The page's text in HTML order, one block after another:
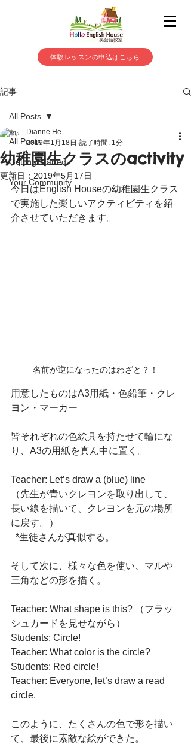
体験レッスンの申込はこちら
記事
All Posts
Getting Started
Your Community
All Posts
幼稚園生クラスのactivity
Dianne He
2019年1月18日 読了時間: 1分
更新日： 2019年5月17日
今日はEnglish Houseの幼稚園生クラス
で実施した楽しいアクティビティを紹
介させていただきます。
名前が逆になったのはわざと？！
用意したものはA3用紙・色鉛筆・クレ
ヨン・マーカー
皆それぞれの色絵具を持たせて輪にな
り、A3の用紙を真ん中に置く。
Teacher: Let’s draw a (blue) line
（先生が青いクレヨンを取り出して、
長い線を描いて、クレヨンを元の場所
に戻す。）
  *生徒さんが真似する。
そして次に、様々な色を使い、マルや
三角などの形を描く。
Teacher: What shape is this? （フラッ
シュカードを見せながら）
Students: Circle!
Teacher: What color is the circle?
Students: Red circle!
Teacher: Everyone, let’s draw a read
circle.
このように、たくさんの色で形を描い
て、最後に素敵な絵ができた。